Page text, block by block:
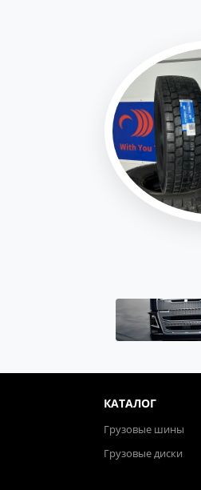
КАТАЛОГ
Грузовые шины
Грузовые диски